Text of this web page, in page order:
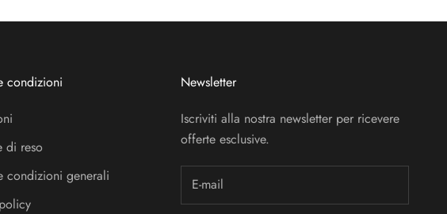
condizioni
di reso
condizioni generali
Newsletter
Iscriviti alla nostra newsletter per ricevere
offerte esclusive.